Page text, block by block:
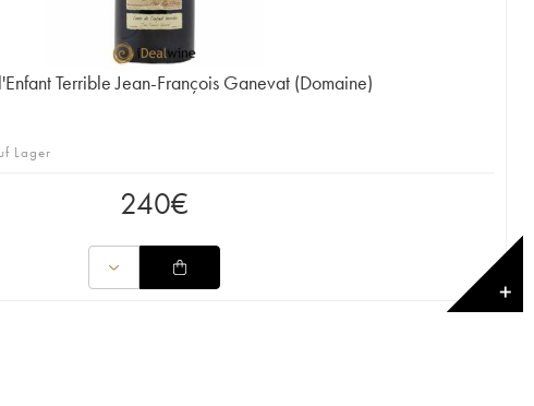
Terrible Jean-François Ganevat (Domaine)
Lager
240€
✕